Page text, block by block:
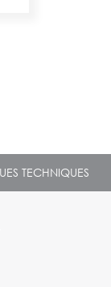
TECHNIQUES